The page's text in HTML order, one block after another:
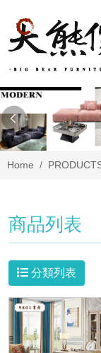
Home
商品列表
分類列表